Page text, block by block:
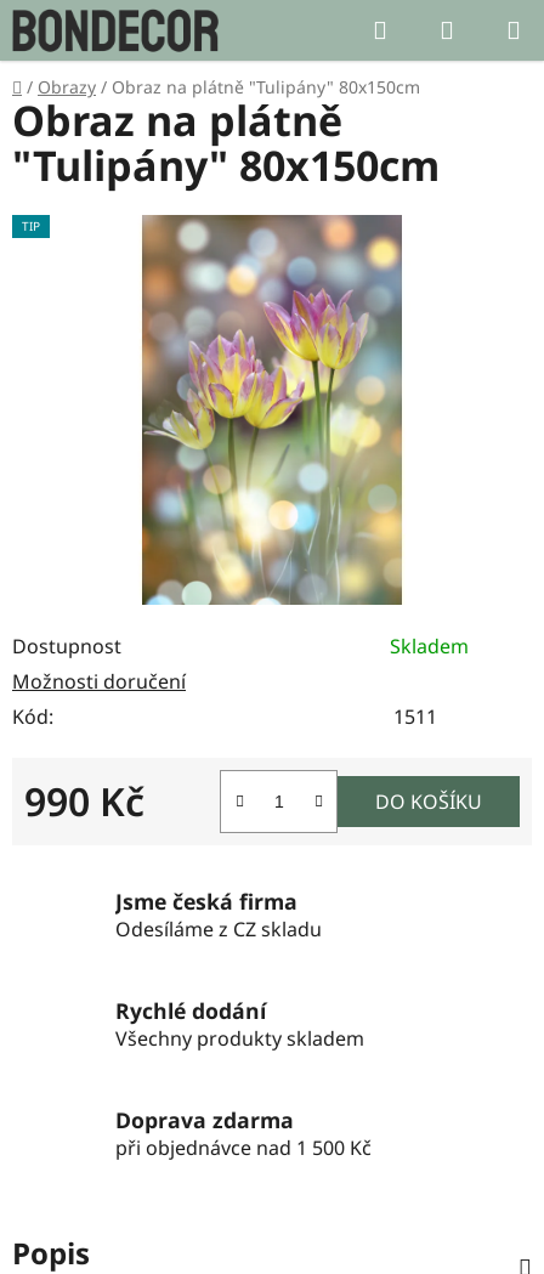
Přejít
na
obsah
Hledat
KOŠÍK
Domů
/ Obrazy / Obraz na plátně "Tulipány" 80x150cm
Dostupnost
Skladem
Možnosti doručení
Kód:
1511
990 Kč DO KOŠÍKU
Obraz na plátně
"Tulipány" 80x150cm
TIP
Jsme česká firma
Odesíláme z CZ skladu
Rychlé dodání
Všechny produkty skladem
Doprava zdarma
při objednávce nad 1 500 Kč
Popis